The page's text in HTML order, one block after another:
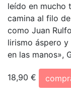
leído en mucho
camina al filo
como Juan
lirismo áspero
en las manos»,
18,90 €